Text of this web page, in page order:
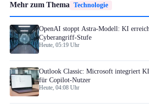
Mehr zum Thema Technologie
OpenAI stoppt Astra-Modell: KI
Cyberangriff-Stufe
Heute, 05:19 Uhr
Outlook Classic: Microsoft integriert
für Copilot-Nutzer
Heute, 04:08 Uhr